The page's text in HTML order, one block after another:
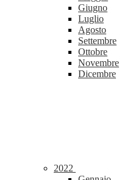
Giugno
Luglio
Agosto
Settembre
Ottobre
Novembre
Dicembre
2022